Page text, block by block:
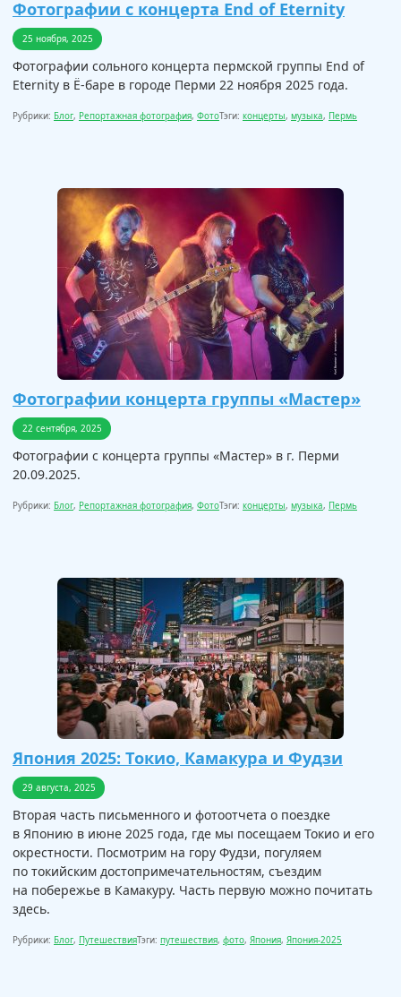
Фотографии с концерта End of Eternity
25 ноября, 2025
Фотографии сольного концерта пермской группы End of
Eternity в Ё-баре в городе Перми 22 ноября 2025 года.
Рубрики: Блог, Репортажная фотография, ФотоТэги: концерты, музыка, Пермь
Фотографии концерта группы «Мастер»
22 сентября, 2025
Фотографии с концерта группы «Мастер» в г. Перми
20.09.2025.
Рубрики: Блог, Репортажная фотография, ФотоТэги: концерты, музыка, Пермь
Япония 2025: Токио, Камакура и Фудзи
29 августа, 2025
Вторая часть письменного и фотоотчета о поездке
в Японию в июне 2025 года, где мы посещаем Токио и его
окрестности. Посмотрим на гору Фудзи, погуляем
по токийским достопримечательностям, съездим
на побережье в Камакуру. Часть первую можно почитать
здесь.
Рубрики: Блог, ПутешествияТэги: путешествия, фото, Япония, Япония-2025